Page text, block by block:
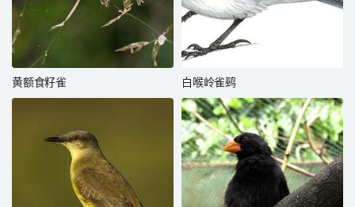
黄额食籽雀 白喉岭雀鹀